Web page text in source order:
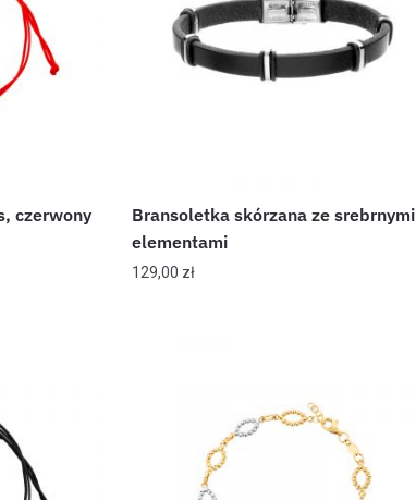
czerwony
Bransoletka skórzana ze srebrnymi
elementami
129,00 zł